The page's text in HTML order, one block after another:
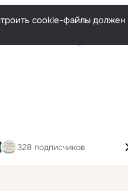
cookie-файлы
328 подписчиков